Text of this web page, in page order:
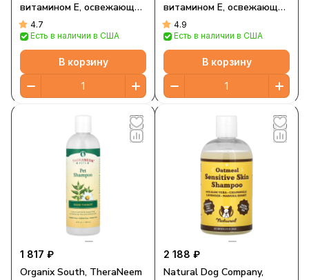
витамином E, освежающие
салфетки для щенков,
мягкое средство, 100
салфеток
4.7
Есть в наличии в США
В корзину
витамином E, освежающие
салфетки для собак, 100
салфеток
4.9
Есть в наличии в США
В корзину
1 817 ₽
Organix South, TheraNeem
2 188 ₽
Natural Dog Company,